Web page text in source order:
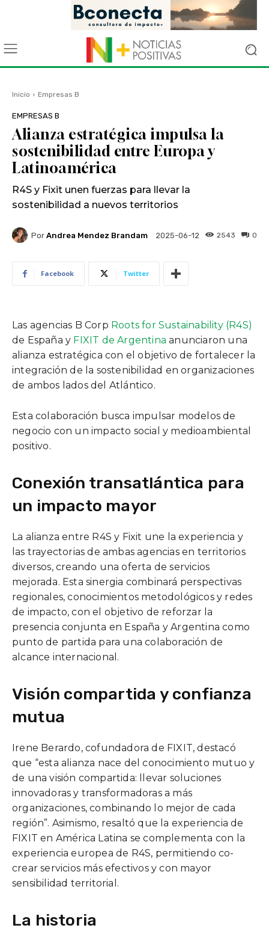
Inicio Empresas B
EMPRESAS B
Alianza estratégica impulsa la
sostenibilidad entre Europa y
Latinoamérica
R4S y Fixit unen fuerzas para llevar la
sostenibilidad a nuevos territorios
Por Andrea Mendez Brandam 2025-06-12 0
2543
Facebook Twitter
Las agencias B Corp Roots for Sustainability (R4S)
de España y FIXIT de Argentina anunciaron una
alianza estratégica con el objetivo de fortalecer la
integración de la sostenibilidad en organizaciones
de ambos lados del Atlántico.
Esta colaboración busca impulsar modelos de
negocio con un impacto social y medioambiental
positivo.
Conexión transatlántica para
un impacto mayor
La alianza entre R4S y Fixit une la experiencia y
las trayectorias de ambas agencias en territorios
diversos, creando una oferta de servicios
mejorada. Esta sinergia combinará perspectivas
regionales, conocimientos metodológicos y redes
de impacto, con el objetivo de reforzar la
presencia conjunta en España y Argentina como
punto de partida para una colaboración de
alcance internacional.
Visión compartida y confianza
mutua
Irene Berardo, cofundadora de FIXIT, destacó
que “esta alianza nace del conocimiento mutuo y
de una visión compartida: llevar soluciones
innovadoras y transformadoras a más
organizaciones, combinando lo mejor de cada
región”. Asimismo, resaltó que la experiencia de
FIXIT en América Latina se complementa con la
experiencia europea de R4S, permitiendo co-
crear servicios más efectivos y con mayor
sensibilidad territorial.
La historia